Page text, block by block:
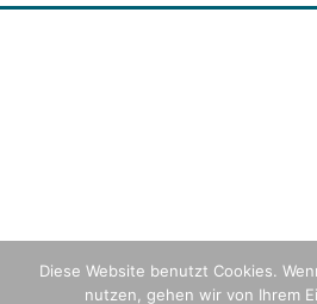
Diese Website benutzt Cookies.
nutzen, gehen wir von Ihrem